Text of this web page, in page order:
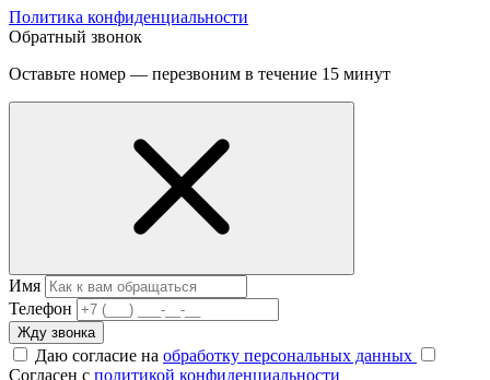
Политика конфиденциальности
Обратный звонок
Оставьте номер — перезвоним в течение 15 минут
Имя
Телефон
Жду звонка
Даю согласие на обработку персональных данных
Согласен с политикой конфиденциальности